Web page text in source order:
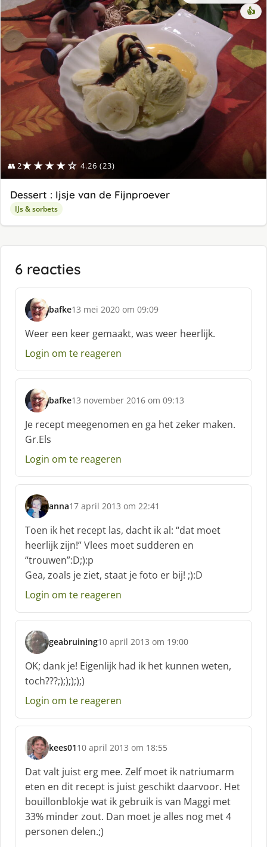
👥 2★★★★☆ 4.26 (23)
👍
Dessert : Ijsje van de Fijnproever
IJs & sorbets
6 reacties
bafke
s
c
h
r
e
f
:
13 mei 2020 om 09:09
Weer een keer gemaakt, was weer heerlijk.
Login om te reageren
bafke
s
c
h
r
e
f
13 november 2016 om 09:13
Je recept meegenomen en ga het zeker maken.
Gr.Els
Login om te reageren
anna
s
c
h
r
e
e
:
17 april 2013 om 22:41
Toen ik het recept las, dacht ik al: “dat moet
heerlijk zijn!” Vlees moet sudderen en
“trouwen”:D;):p
Gea, zoals je ziet, staat je foto er bij! ;):D
Login om te reageren
geabruining
s
c
h
r
e
f
10 april 2013 om 19:00
OK; dank je! Eigenlijk had ik het kunnen weten,
toch???;););););)
Login om te reageren
kees01
s
c
h
r
e
e
f
:
10 april 2013 om 18:55
Dat valt juist erg mee. Zelf moet ik natriumarm
eten en dit recept is juist geschikt daarvoor. Het
bouillonblokje wat ik gebruik is van Maggi met
33% minder zout. Dan moet je alles nog met 4
personen delen.;)